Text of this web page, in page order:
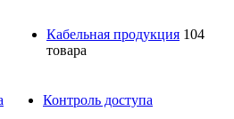
Кабельная продукция 104
товара
Контроль доступа